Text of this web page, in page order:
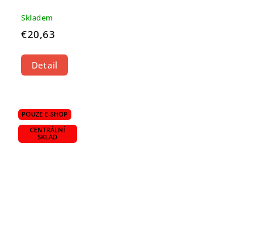
Skladem
€20,63
Detail
POUZE E-SHOP
CENTRÁLNÍ
SKLAD